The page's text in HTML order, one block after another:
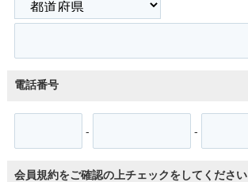
電話番号
- -
会員規約をご確認の上チェックをしてください